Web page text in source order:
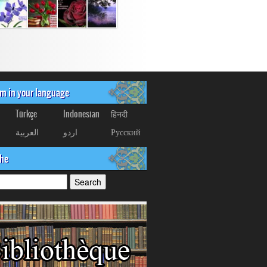
in your language
Türkçe Indonesian
हिनदी
العربیة
اردو Русский